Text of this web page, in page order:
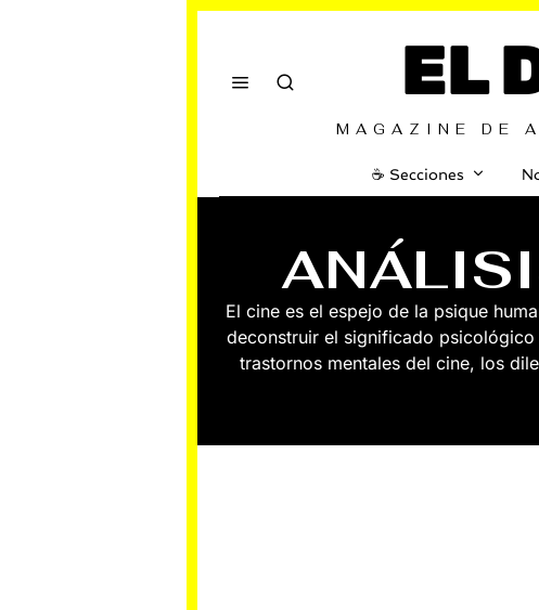
EL
MAGAZINE DE
☕️ Secciones
El cine es el espejo de la psique
deconstruir el significado
trastornos mentales del cine, los